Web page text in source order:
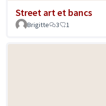
Street art et bancs
Brigitte
3 1